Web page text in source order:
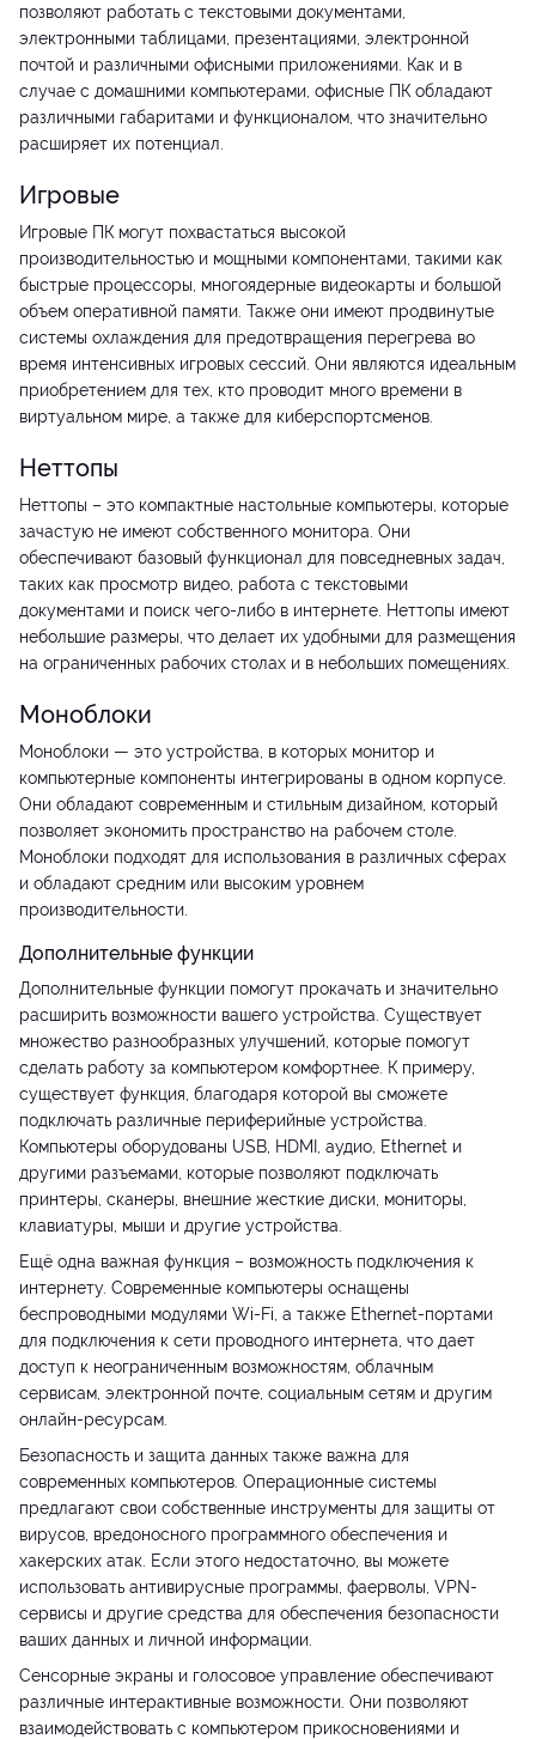
позволяют работать с текстовыми документами,
электронными таблицами, презентациями, электронной
почтой и различными офисными приложениями. Как и в
случае с домашними компьютерами, офисные ПК обладают
различными габаритами и функционалом, что значительно
расширяет их потенциал.
Игровые
Игровые ПК могут похвастаться высокой
производительностью и мощными компонентами, такими как
быстрые процессоры, многоядерные видеокарты и большой
объем оперативной памяти. Также они имеют продвинутые
системы охлаждения для предотвращения перегрева во
время интенсивных игровых сессий. Они являются идеальным
приобретением для тех, кто проводит много времени в
виртуальном мире, а также для киберспортсменов.
Неттопы
Неттопы – это компактные настольные компьютеры, которые
зачастую не имеют собственного монитора. Они
обеспечивают базовый функционал для повседневных задач,
таких как просмотр видео, работа с текстовыми
документами и поиск чего-либо в интернете. Неттопы имеют
небольшие размеры, что делает их удобными для размещения
на ограниченных рабочих столах и в небольших помещениях.
Моноблоки
Моноблоки — это устройства, в которых монитор и
компьютерные компоненты интегрированы в одном корпусе.
Они обладают современным и стильным дизайном, который
позволяет экономить пространство на рабочем столе.
Моноблоки подходят для использования в различных сферах
и обладают средним или высоким уровнем
производительности.
Дополнительные функции
Дополнительные функции помогут прокачать и значительно
расширить возможности вашего устройства. Существует
множество разнообразных улучшений, которые помогут
сделать работу за компьютером комфортнее. К примеру,
существует функция, благодаря которой вы сможете
подключать различные периферийные устройства.
Компьютеры оборудованы USB, HDMI, аудио, Ethernet и
другими разъемами, которые позволяют подключать
принтеры, сканеры, внешние жесткие диски, мониторы,
клавиатуры, мыши и другие устройства.
Ещё одна важная функция – возможность подключения к
интернету. Современные компьютеры оснащены
беспроводными модулями Wi-Fi, а также Ethernet-портами
для подключения к сети проводного интернета, что дает
доступ к неограниченным возможностям, облачным
сервисам, электронной почте, социальным сетям и другим
онлайн-ресурсам.
Безопасность и защита данных также важна для
современных компьютеров. Операционные системы
предлагают свои собственные инструменты для защиты от
вирусов, вредоносного программного обеспечения и
хакерских атак. Если этого недостаточно, вы можете
использовать антивирусные программы, фаерволы, VPN-
сервисы и другие средства для обеспечения безопасности
ваших данных и личной информации.
Сенсорные экраны и голосовое управление обеспечивают
различные интерактивные возможности. Они позволяют
взаимодействовать с компьютером прикосновениями и